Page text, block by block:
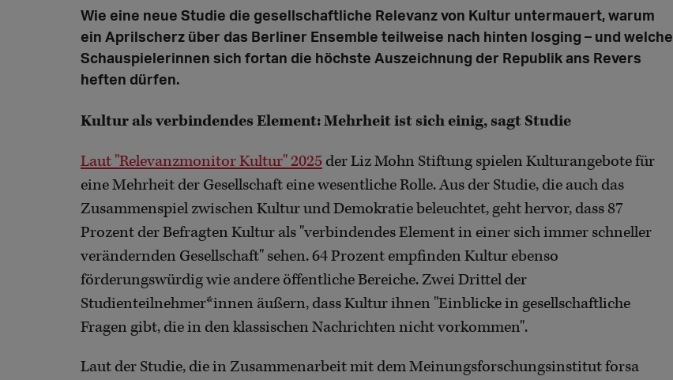
Wie eine neue Studie die gesellschaftliche Relevanz von Kultur untermauert, warum
ein Aprilscherz über das Berliner Ensemble teilweise nach hinten losging – und welche
Schauspielerinnen sich fortan die höchste Auszeichnung der Republik ans Revers
heften dürfen.
Kultur als verbindendes Element: Mehrheit ist sich einig, sagt Studie
Laut "Relevanzmonitor Kultur" 2025 der Liz Mohn Stiftung spielen Kulturangebote für
eine Mehrheit der Gesellschaft eine wesentliche Rolle. Aus der Studie, die auch das
Zusammenspiel zwischen Kultur und Demokratie beleuchtet, geht hervor, dass 87
Prozent der Befragten Kultur als "verbindendes Element in einer sich immer schneller
verändernden Gesellschaft" sehen. 64 Prozent empfinden Kultur ebenso
förderungswürdig wie andere öffentliche Bereiche. Zwei Drittel der
Studienteilnehmer*innen äußern, dass Kultur ihnen "Einblicke in gesellschaftliche
Fragen gibt, die in den klassischen Nachrichten nicht vorkommen".
Laut der Studie, die in Zusammenarbeit mit dem Meinungsforschungsinstitut forsa